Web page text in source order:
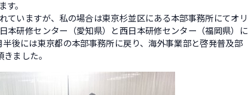
す。
ていますが、私の場合は東京杉並区にある本部事務所にてオリ
本研修センター（愛知県）と西日本研修センター（福岡県）に
後には東京都の本部事務所に戻り、海外事業部と啓発普及部
ました。